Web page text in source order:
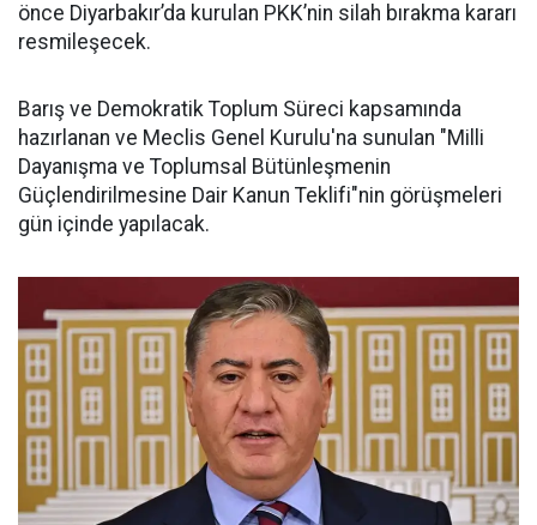
önce Diyarbakır’da kurulan PKK’nin silah bırakma kararı
resmileşecek.
Barış ve Demokratik Toplum Süreci kapsamında
hazırlanan ve Meclis Genel Kurulu'na sunulan "Milli
Dayanışma ve Toplumsal Bütünleşmenin
Güçlendirilmesine Dair Kanun Teklifi"nin görüşmeleri
gün içinde yapılacak.